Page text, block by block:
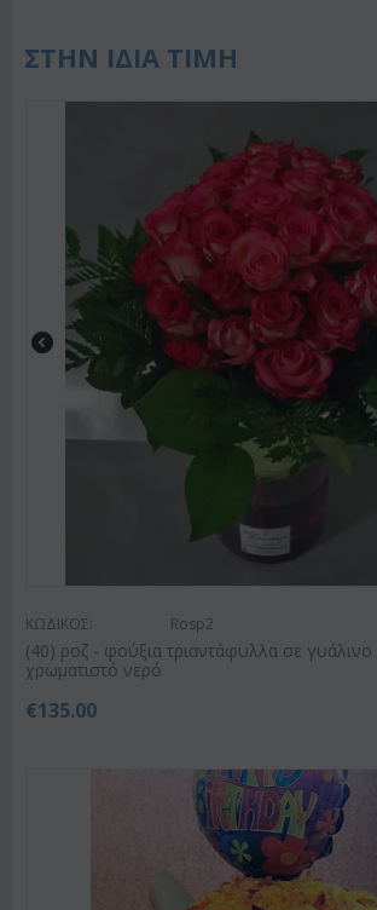
ΣΤΗΝ ΙΔΙΑ ΤΙΜΗ
ΚΩΔΙΚΟΣ: Rosp2
(40) ροζ - φούξια τριαντάφυλλα σε γυάλινο
χρωματιστό νερό
€135.00